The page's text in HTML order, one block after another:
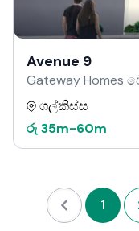
Avenue 9
Gateway Homes
ගල්කිස්ස
රු 35m-60m
1